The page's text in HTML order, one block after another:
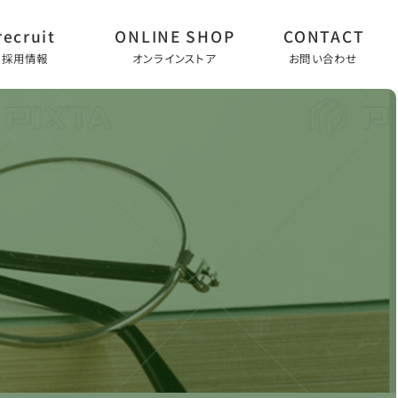
採用情報 オンラインストア お問い合わせ